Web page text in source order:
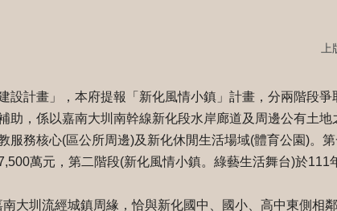
設計畫」，本府提報「新化風情小鎮」計畫，分兩階段
助，係以嘉南大圳南幹線新化段水岸廊道及周邊公有土
服務核心(區公所周邊)及新化休閒生活場域(體育公園)。
萬元，第二階段(新化風情小鎮。綠藝生活舞台)於111
大圳流經城鎮周緣，恰與新化國中、國小、高中東側相